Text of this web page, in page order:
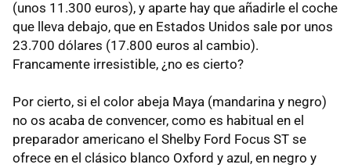
(unos 11.300 euros), y aparte hay que añadirle el coche
que lleva debajo, que en Estados Unidos sale por unos
23.700 dólares (17.800 euros al cambio).
Francamente irresistible, ¿no es cierto?
Por cierto, si el color abeja Maya (mandarina y negro)
no os acaba de convencer, como es habitual en el
preparador americano el Shelby Ford Focus ST se
ofrece en el clásico blanco Oxford y azul, en negro y